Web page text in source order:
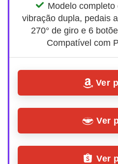
Modelo
vibração dupla, pedais
270° de giro e 6
Compatível com
Ver
Ver
Ver